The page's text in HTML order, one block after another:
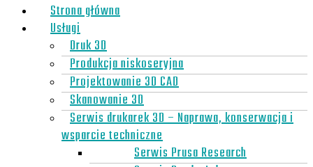
Strona główna
Usługi
Druk 3D
Produkcja niskoseryjna
Projektowanie 3D CAD
Skanowanie 3D
Serwis drukarek 3D – Naprawa, konserwacja i
wsparcie techniczne
Serwis Prusa Research